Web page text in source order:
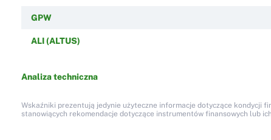
GPW
ALI (ALTUS)
Analiza techniczna
Wskaźniki prezentują jedynie użyteczne informacje dotyczące kondycji
stanowiących rekomendacje dotyczące instrumentów finansowych lub